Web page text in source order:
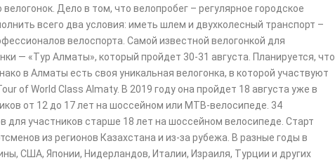
Дело в том, что велопробег – регулярное городское
всего два условия: иметь шлем и двухколесный транспорт –
велоспорта. Самой известной велогонкой для
— «Тур Алматы», который пройдет 30-31 августа. Планируется, что
в Алматы есть своя уникальная велогонка, в которой участвуют
of World Class Almaty. В 2019 году она пройдет 18 августа уже в
от 12 до 17 лет на шоссейном или МТВ-велосипеде. 34
участников старше 18 лет на шоссейном велосипеде. Старт
из регионов Казахстана и из-за рубежа. В разные годы в
США, Японии, Нидерландов, Италии, Израиля, Турции и других